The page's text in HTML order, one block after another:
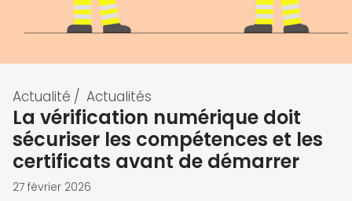
Actualité / Actualités
La vérification numérique doit
sécuriser les compétences et les
certificats avant de démarrer
27 février 2026